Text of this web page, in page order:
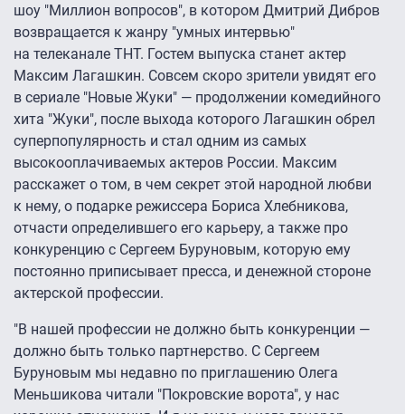
шоу "Миллион вопросов", в котором Дмитрий Дибров
возвращается к жанру "умных интервью"
на телеканале ТНТ. Гостем выпуска станет актер
Максим Лагашкин. Совсем скоро зрители увидят его
в сериале "Новые Жуки" — продолжении комедийного
хита "Жуки", после выхода которого Лагашкин обрел
суперпопулярность и стал одним из самых
высокооплачиваемых актеров России. Максим
расскажет о том, в чем секрет этой народной любви
к нему, о подарке режиссера Бориса Хлебникова,
отчасти определившего его карьеру, а также про
конкуренцию с Сергеем Буруновым, которую ему
постоянно приписывает пресса, и денежной стороне
актерской профессии.
"В нашей профессии не должно быть конкуренции —
должно быть только партнерство. С Сергеем
Буруновым мы недавно по приглашению Олега
Меньшикова читали "Покровские ворота", у нас